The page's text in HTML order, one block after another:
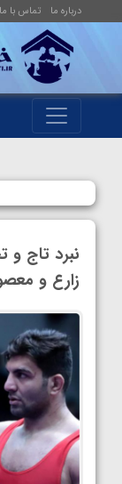
درباره ما تماس با ما
نبرد تاج
زارع و معصومی در ۱۲۵